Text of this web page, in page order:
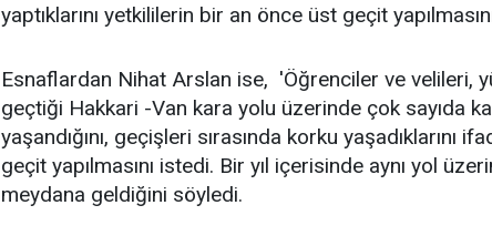
yaptıklarını yetkililerin bir an önce üst geçit
Esnaflardan Nihat Arslan ise, 'Öğrenciler ve velileri,
geçtiği Hakkari -Van kara yolu üzerinde çok sayıda
yaşandığını, geçişleri sırasında korku yaşadıklarını
geçit yapılmasını istedi. Bir yıl içerisinde aynı yol
meydana geldiğini söyledi.